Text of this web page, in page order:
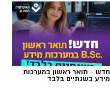
חדש - תואר ראשון במערכות
מידע בשנתיים בלבד